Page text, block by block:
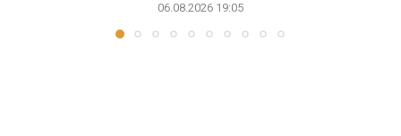
06.08.2026 19:05